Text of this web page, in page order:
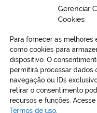
Gerenciar
Cookies
Para fornecer as melhores
como cookies para
dispositivo. O
permitirá processar
navegação ou IDs
retirar o consentimento
recursos e funções. Acesse
Termos de uso.
Daniel de Jesus
BAIXAR EDITAL